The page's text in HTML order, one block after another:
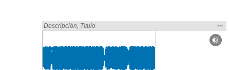
Encontrado «Español» en:
Descripción Título
la
…